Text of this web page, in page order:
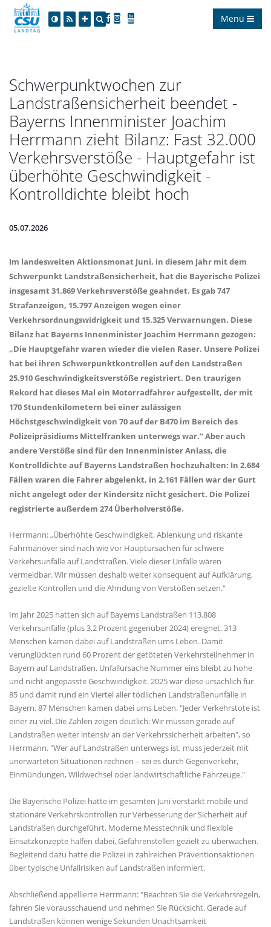
Menü
Schwerpunktwochen zur
Landstraßensicherheit beendet -
Bayerns Innenminister Joachim
Herrmann zieht Bilanz: Fast 32.000
Verkehrsverstöße - Hauptgefahr ist
überhöhte Geschwindigkeit -
Kontrolldichte bleibt hoch
05.07.2026
Im landesweiten Aktionsmonat Juni, in diesem Jahr mit dem
Schwerpunkt Landstraßensicherheit, hat die Bayerische Polizei
insgesamt 31.869 Verkehrsverstöße geahndet. Es gab 747
Strafanzeigen, 15.797 Anzeigen wegen einer
Verkehrsordnungswidrigkeit und 15.325 Verwarnungen. Diese
Bilanz hat Bayerns Innenminister Joachim Herrmann gezogen:
Die Hauptgefahr waren wieder die vielen Raser. Unsere Polizei
hat bei ihren Schwerpunktkontrollen auf den Landstraßen
25.910 Geschwindigkeitsverstöße registriert. Den traurigen
Rekord hat dieses Mal ein Motorradfahrer aufgestellt, der mit
170 Stundenkilometern bei einer zulässigen
Höchstgeschwindigkeit von 70 auf der B470 im Bereich des
Polizeipräsidiums Mittelfranken unterwegs war.“ Aber auch
andere Verstöße sind für den Innenminister Anlass, die
Kontrolldichte auf Bayerns Landstraßen hochzuhalten: In 2.684
Fällen waren die Fahrer abgelenkt, in 2.161 Fällen war der Gurt
nicht angelegt oder der Kindersitz nicht gesichert. Die Polizei
registrierte außerdem 274 Überholverstöße.
Herrmann: „Überhöhte Geschwindigkeit, Ablenkung und riskante
Fahrmanöver sind nach wie vor Hauptursachen für schwere
Verkehrsunfälle auf Landstraßen. Viele dieser Unfälle wären
vermeidbar. Wir müssen deshalb weiter konsequent auf Aufklärung,
gezielte Kontrollen und die Ahndung von Verstößen setzen.“
Im Jahr 2025 hatten sich auf Bayerns Landstraßen 113.808
Verkehrsunfälle (plus 3,2 Prozent gegenüber 2024) ereignet. 313
Menschen kamen dabei auf Landstraßen ums Leben. Damit
verunglückten rund 60 Prozent der getöteten Verkehrsteilnehmer in
Bayern auf Landstraßen. Unfallursache Nummer eins bleibt zu hohe
und nicht angepasste Geschwindigkeit. 2025 war diese ursächlich für
85 und damit rund ein Viertel aller tödlichen Landstraßenunfälle in
Bayern. 87 Menschen kamen dabei ums Leben. "Jeder Verkehrstote ist
einer zu viel. Die Zahlen zeigen deutlich: Wir müssen gerade auf
Landstraßen weiter intensiv an der Verkehrssicherheit arbeiten", so
Herrmann. "Wer auf Landstraßen unterwegs ist, muss jederzeit mit
unerwarteten Situationen rechnen – sei es durch Gegenverkehr,
Einmündungen, Wildwechsel oder landwirtschaftliche Fahrzeuge."
Die Bayerische Polizei hatte im gesamten Juni verstärkt mobile und
stationäre Verkehrskontrollen zur Verbesserung der Sicherheit auf
Landstraßen durchgeführt. Moderne Messtechnik und flexible
Einsatzkonzepte halfen dabei, Gefahrenstellen gezielt zu überwachen.
Begleitend dazu hatte die Polizei in zahlreichen Präventionsaktionen
über typische Unfallrisiken auf Landstraßen informiert.
Abschließend appellierte Herrmann: "Beachten Sie die Verkehrsregeln,
fahren Sie vorausschauend und nehmen Sie Rücksicht. Gerade auf
Landstraßen können wenige Sekunden Unachtsamkeit